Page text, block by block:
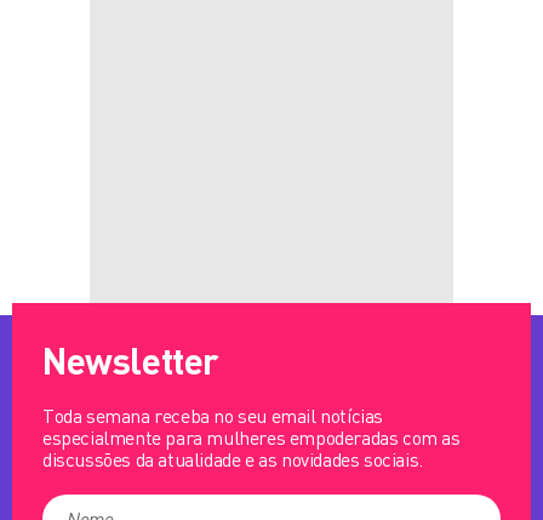
Newsletter
Toda semana receba no seu email notícias
especialmente para mulheres empoderadas com as
discussões da atualidade e as novidades sociais.